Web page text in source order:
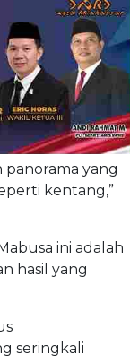
panorama yang
kentang,”
ini adalah
hasil yang
seringkali